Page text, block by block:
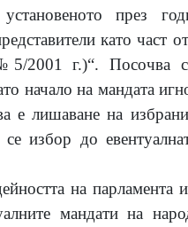
през
като част
2001 г.)“. Посочва
начало на мандата
е лишаване на
се избор до
на парламента
мандати на